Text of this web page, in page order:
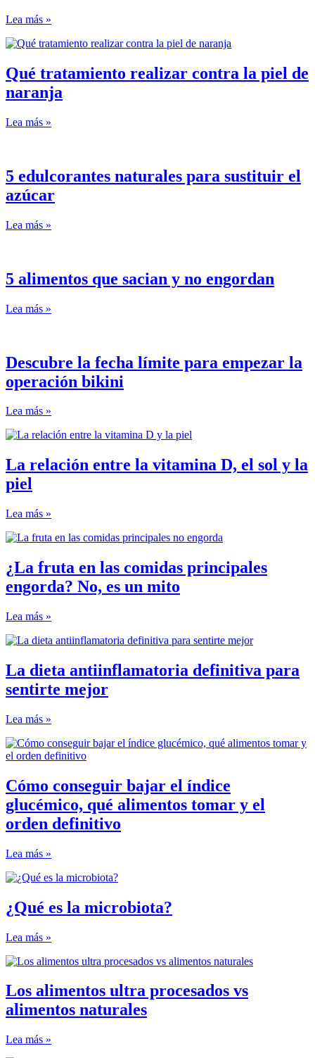
Lea más »
Qué tratamiento realizar contra la piel de
naranja
Lea más »
5 edulcorantes naturales para sustituir el
azúcar
Lea más »
5 alimentos que sacian y no engordan
Lea más »
Descubre la fecha límite para empezar la
operación bikini
Lea más »
La relación entre la vitamina D, el sol y la
piel
Lea más »
¿La fruta en las comidas principales
engorda? No, es un mito
Lea más »
La dieta antiinflamatoria definitiva para
sentirte mejor
Lea más »
Cómo conseguir bajar el índice
glucémico, qué alimentos tomar y el
orden definitivo
Lea más »
¿Qué es la microbiota?
Lea más »
Los alimentos ultra procesados vs
alimentos naturales
Lea más »